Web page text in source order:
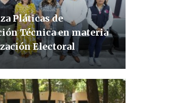
Pláticas de
Técnica en materia
Electoral